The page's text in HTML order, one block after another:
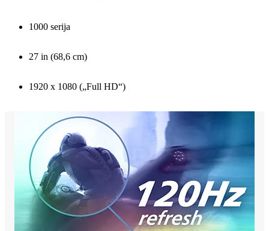
1000 serija
27 in (68,6 cm)
1920 x 1080 („Full HD“)